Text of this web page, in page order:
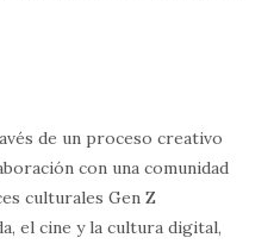
de un proceso creativo
con una comunidad
culturales Gen Z
el cine y la cultura digital,